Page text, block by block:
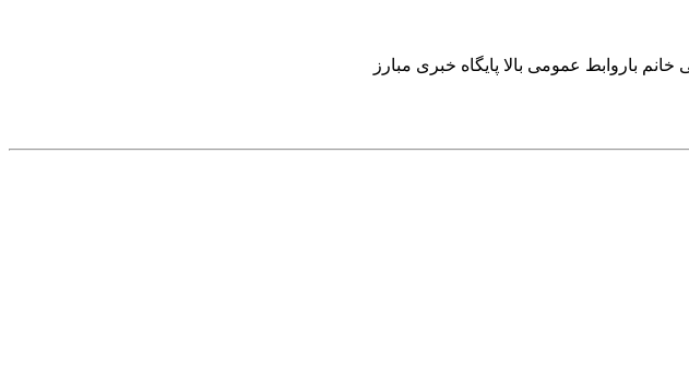
باروابط عمومی بالا پایگاه خبری مبارز